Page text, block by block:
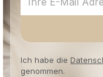
Ich habe die
genommen.